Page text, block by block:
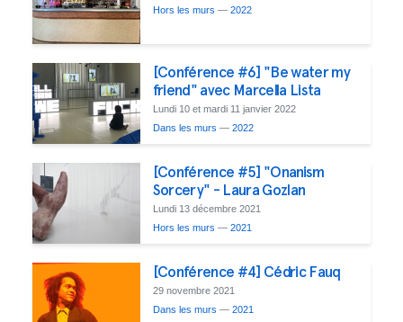
Hors les murs — 2022
[Conférence #6] "Be water my
friend" avec Marcella Lista
Lundi 10 et mardi 11 janvier 2022
Dans les murs — 2022
[Conférence #5] "Onanism
Sorcery" - Laura Gozlan
Lundi 13 décembre 2021
Hors les murs — 2021
[Conférence #4] Cédric Fauq
29 novembre 2021
Dans les murs — 2021